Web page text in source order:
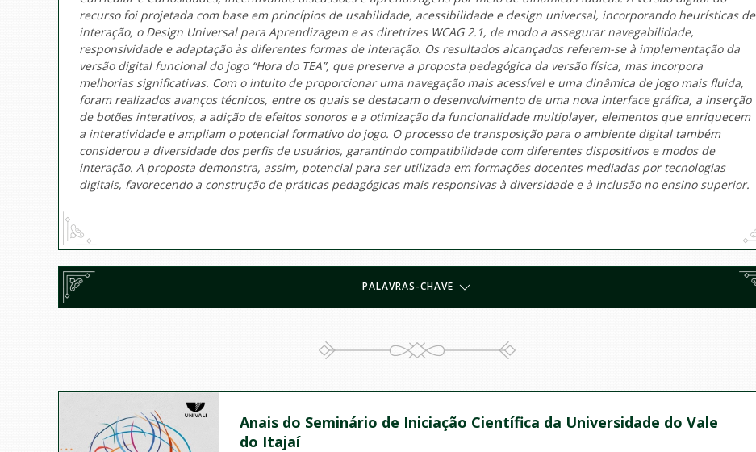
recurso foi projetada com base em princípios de usabilidade, acessibilidade e design universal, incorporando heurísticas de
interação, o Design Universal para Aprendizagem e as diretrizes WCAG 2.1, de modo a assegurar navegabilidade,
responsividade e adaptação às diferentes formas de interação. Os resultados alcançados referem-se à implementação da
versão digital funcional do jogo “Hora do TEA”, que preserva a proposta pedagógica da versão física, mas incorpora
melhorias significativas. Com o intuito de proporcionar uma navegação mais acessível e uma dinâmica de jogo mais fluida,
foram realizados avanços técnicos, entre os quais se destacam o desenvolvimento de uma nova interface gráfica, a inserção
de botões interativos, a adição de efeitos sonoros e a otimização da funcionalidade multiplayer, elementos que enriquecem
a interatividade e ampliam o potencial formativo do jogo. O processo de transposição para o ambiente digital também
considerou a diversidade dos perfis de usuários, garantindo compatibilidade com diferentes dispositivos e modos de
interação. A proposta demonstra, assim, potencial para ser utilizada em formações docentes mediadas por tecnologias
digitais, favorecendo a construção de práticas pedagógicas mais responsivas à diversidade e à inclusão no ensino superior.
PALAVRAS-CHAVE
Anais do Seminário de Iniciação Científica da Universidade do Vale
do Itajaí